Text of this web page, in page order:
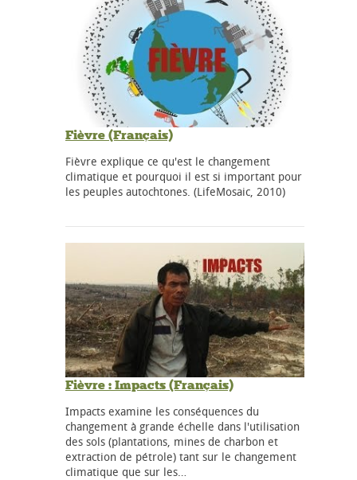
Fièvre (Français)
Fièvre explique ce qu'est le changement
climatique et pourquoi il est si important pour
les peuples autochtones. (LifeMosaic, 2010)
Fièvre : Impacts (Français)
Impacts examine les conséquences du
changement à grande échelle dans l'utilisation
des sols (plantations, mines de charbon et
extraction de pétrole) tant sur le changement
climatique que sur les…